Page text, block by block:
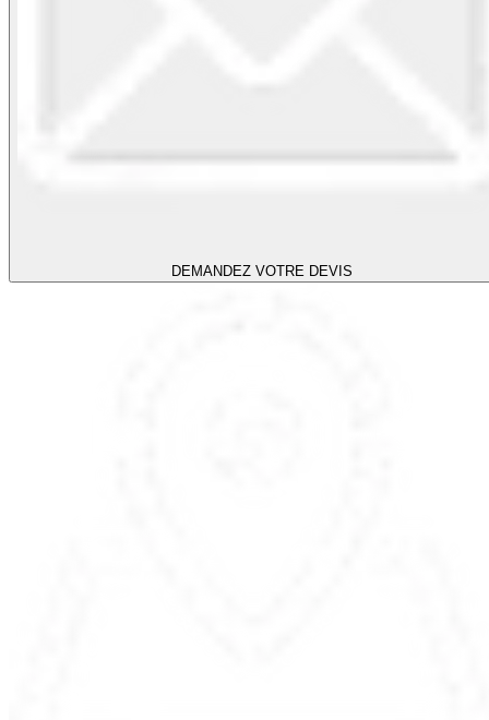
DEMANDEZ VOTRE DEVIS